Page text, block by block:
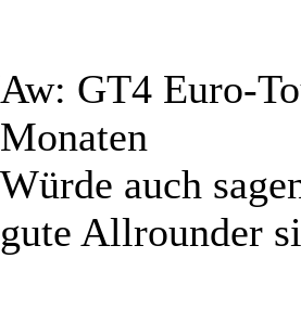
Aw: GT4 Euro-
Monaten
Würde auch
gute Allrounder